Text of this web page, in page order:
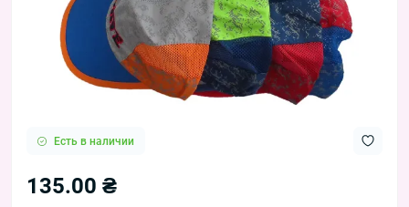
Есть в наличии
135.00 ₴